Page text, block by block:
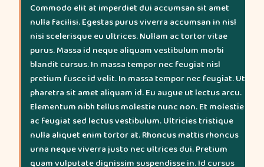
Commodo elit at imperdiet dui accumsan sit amet
nulla facilisi. Egestas purus viverra accumsan in nisl
nisi scelerisque eu ultrices. Nullam ac tortor vitae
purus. Massa id neque aliquam vestibulum morbi
blandit cursus. In massa tempor nec feugiat nisl
pretium fusce id velit. In massa tempor nec feugiat. Ut
pharetra sit amet aliquam id. Eu augue ut lectus arcu.
Elementum nibh tellus molestie nunc non. Et molestie
ac feugiat sed lectus vestibulum. Ultricies tristique
nulla aliquet enim tortor at. Rhoncus mattis rhoncus
urna neque viverra justo nec ultrices dui. Pretium
quam vulputate dignissim suspendisse in. Id cursus